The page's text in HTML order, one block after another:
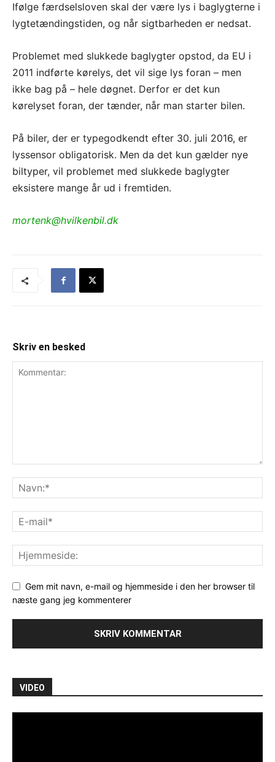
Ifølge færdselsloven skal der være lys i baglygterne i
lygtetændingstiden, og når sigtbarheden er nedsat.
Problemet med slukkede baglygter opstod, da EU i
2011 indførte kørelys, det vil sige lys foran – men
ikke bag på – hele døgnet. Derfor er det kun
kørelyset foran, der tænder, når man starter bilen.
På biler, der er typegodkendt efter 30. juli 2016, er
lyssensor obligatorisk. Men da det kun gælder nye
biltyper, vil problemet med slukkede baglygter
eksistere mange år ud i fremtiden.
mortenk@hvilkenbil.dk
Skriv en besked
Gem mit navn, e-mail og hjemmeside i den her browser til
næste gang jeg kommenterer
VIDEO